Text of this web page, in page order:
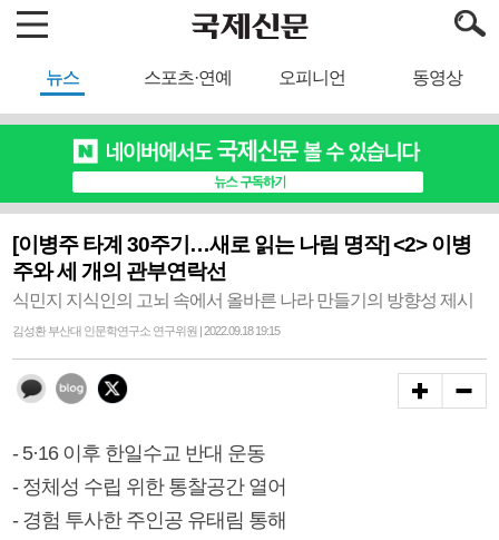
뉴스 스포츠·연예 오피니언 동영상
[이병주 타계 30주기…새로 읽는 나림 명작] <2> 이병
주와 세 개의 관부연락선
식민지 지식인의 고뇌 속에서 올바른 나라 만들기의 방향성 제시
김성환 부산대 인문학연구소 연구위원 | 2022.09.18 19:15
- 5·16 이후 한일수교 반대 운동
- 정체성 수립 위한 통찰공간 열어
- 경험 투사한 주인공 유태림 통해